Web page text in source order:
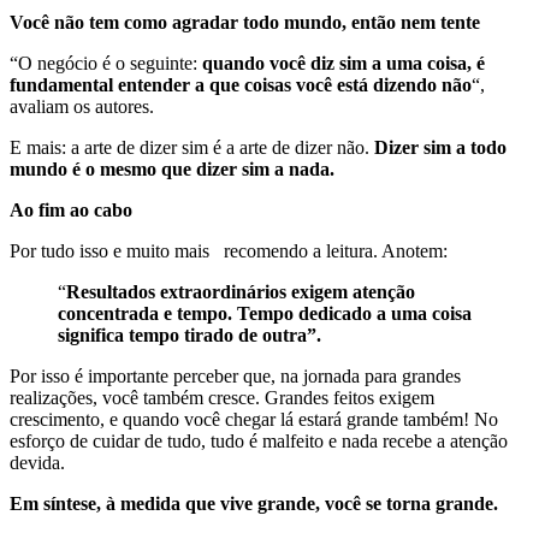
Você não tem como agradar todo mundo, então nem tente
“O negócio é o seguinte: quando você diz sim a uma coisa, é
fundamental entender a que coisas você está dizendo não“,
avaliam os autores.
E mais: a arte de dizer sim é a arte de dizer não. Dizer sim a todo
mundo é o mesmo que dizer sim a nada.
Ao fim ao cabo
Por tudo isso e muito mais recomendo a leitura. Anotem:
“Resultados extraordinários exigem atenção
concentrada e tempo. Tempo dedicado a uma coisa
significa tempo tirado de outra”.
Por isso é importante perceber que, na jornada para grandes
realizações, você também cresce. Grandes feitos exigem
crescimento, e quando você chegar lá estará grande também! No
esforço de cuidar de tudo, tudo é malfeito e nada recebe a atenção
devida.
Em síntese, à medida que vive grande, você se torna grande.